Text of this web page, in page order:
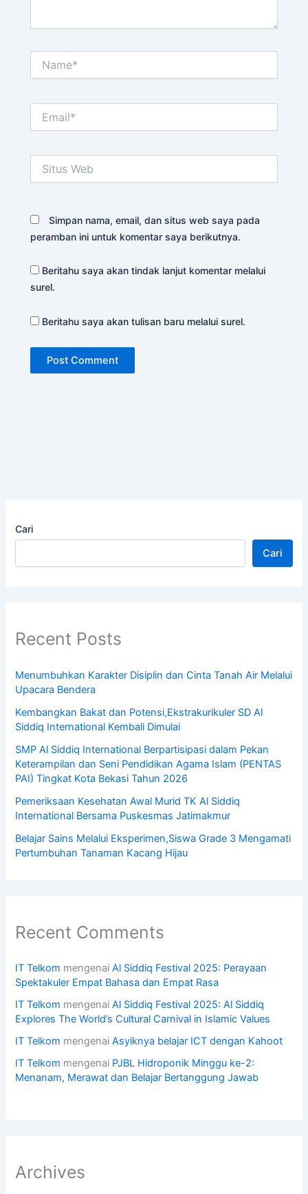
Web
Simpan nama, email, dan situs web saya pada
peramban ini untuk komentar saya berikutnya.
Beritahu saya akan tindak lanjut komentar melalui
surel.
Beritahu saya akan tulisan baru melalui surel.
Cari
Cari
Recent Posts
Menumbuhkan Karakter Disiplin dan Cinta Tanah Air Melalui
Upacara Bendera
Kembangkan Bakat dan Potensi,Ekstrakurikuler SD Al
Siddiq International Kembali Dimulai
SMP Al Siddiq International Berpartisipasi dalam Pekan
Keterampilan dan Seni Pendidikan Agama Islam (PENTAS
PAI) Tingkat Kota Bekasi Tahun 2026
Pemeriksaan Kesehatan Awal Murid TK Al Siddiq
International Bersama Puskesmas Jatimakmur
Belajar Sains Melalui Eksperimen,Siswa Grade 3 Mengamati
Pertumbuhan Tanaman Kacang Hijau
Recent Comments
IT Telkom mengenaiAl Siddiq Festival 2025: Perayaan
Spektakuler Empat Bahasa dan Empat Rasa
IT Telkom mengenaiAl Siddiq Festival 2025: Al Siddiq
Explores The World’s Cultural Carnival in Islamic Values
IT Telkom mengenaiAsyiknya belajar ICT dengan Kahoot
IT Telkom mengenai PJBL Hidroponik Minggu ke-2:
Menanam, Merawat dan Belajar Bertanggung Jawab
Archives